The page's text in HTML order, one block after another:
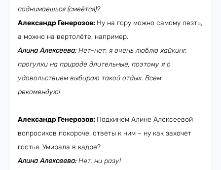
поднимаешься (смеётся)?
Александр Генерозов: Ну на гору можно самому лезть,
а можно на вертолёте, например.
Алина Алексеева:Нет-нет, я очень люблю хайкинг,
прогулки на природе длительные, поэтому я с
удовольствием выбираю такой отдых. Всем
рекомендую!
Александр Генерозов: Подкинем Алине Алексеевой
вопросиков покороче, ответы к ним – ну как захочет
гостья. Умирала в кадре?
Алина Алексеева:Нет, ни разу!